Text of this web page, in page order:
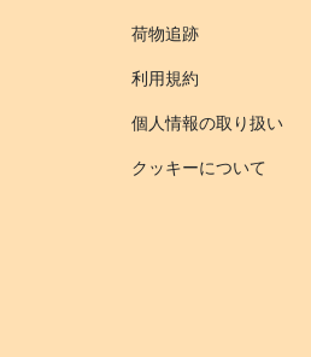
荷物追跡
利用規約
個人情報の取り扱い
クッキーについて